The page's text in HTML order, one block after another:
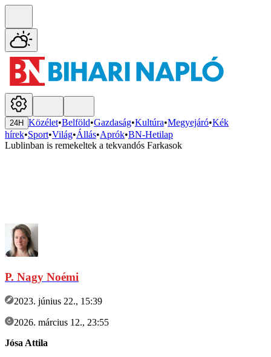
24H Közélet•Belföld•Gazdaság•Kultúra•Megyejáró•Kék
hírek•Sport•Világ•Állás•Aprók•BN-Hetilap
Lublinban is remekeltek a tekvandós Farkasok
P. Nagy Noémi
2023. június 22., 15:39
2026. március 12., 23:55
Jósa Attila